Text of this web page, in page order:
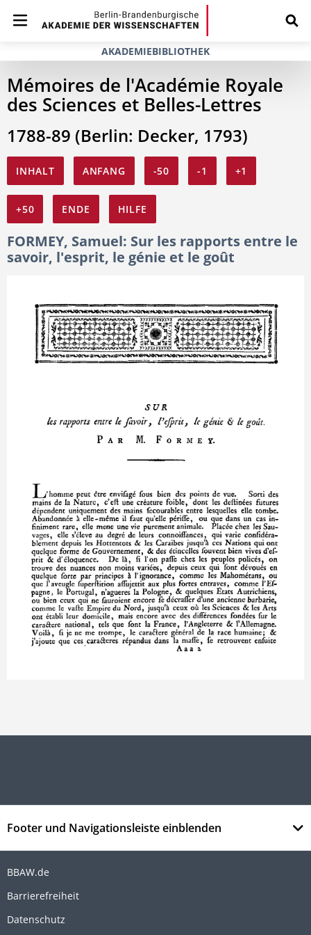
AKADEMIEBIBLIOTHEK
Mémoires de l'Académie Royale
des Sciences et Belles-Lettres
1788-89 (Berlin: Decker, 1793)
INHALT ANFANG -50 -1 +1
+50 ENDE HILFE
FORMEY, Samuel: Sur les rapports entre le
savoir, l'esprit, le génie et le goût
Footer und Navigationsleiste einblenden
BBAW.de
Barrierefreiheit
Datenschutz